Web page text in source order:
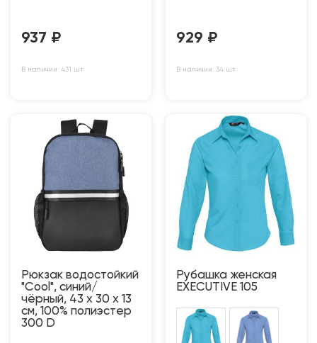
937 ₽
В наличии: 431 шт
929 ₽
В наличии: 34 шт
Рюкзак водостойкий
"Cool", синий/
чёрный, 43 x 30 x 13
см, 100% полиэстер
300 D
Рубашка женская
EXECUTIVE 105